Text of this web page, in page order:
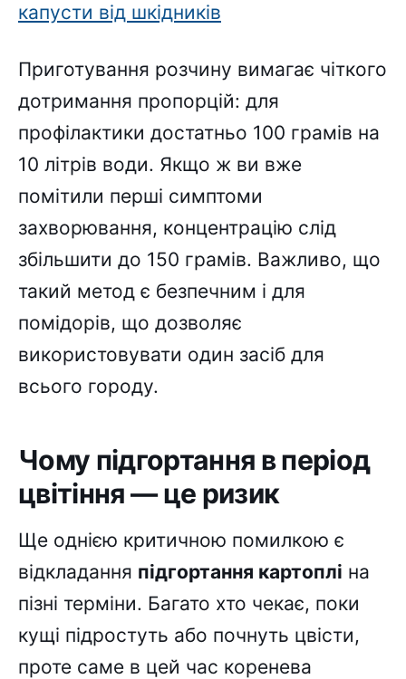
капусти від шкідників
Приготування розчину вимагає чіткого
дотримання пропорцій: для
профілактики достатньо 100 грамів на
10 літрів води. Якщо ж ви вже
помітили перші симптоми
захворювання, концентрацію слід
збільшити до 150 грамів. Важливо, що
такий метод є безпечним і для
помідорів, що дозволяє
використовувати один засіб для
всього городу.
Чому підгортання в період
цвітіння — це ризик
Ще однією критичною помилкою є
відкладання підгортання картоплі на
пізні терміни. Багато хто чекає, поки
кущі підростуть або почнуть цвісти,
проте саме в цей час коренева